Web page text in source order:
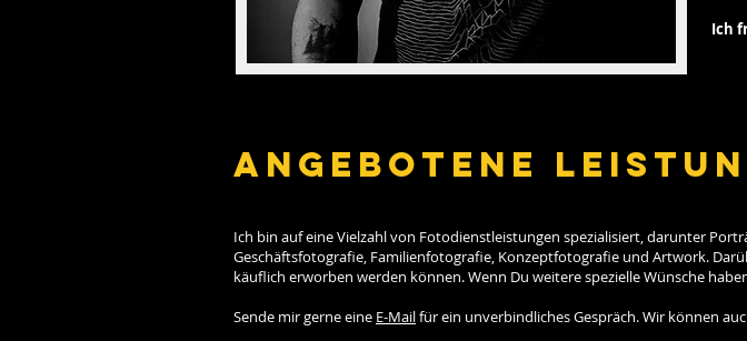
Ich
Angebotene
Ich bin auf eine Vielzahl von Fotodienstleistungen spezialisiert, darunter
Geschäftsfotografie, Familienfotografie, Konzeptfotografie und Artwork.
käuflich erworben werden können. Wenn Du weitere spezielle Wünsche
Sende mir gerne eine E-Mailfür ein unverbindliches Gespräch. Wir können